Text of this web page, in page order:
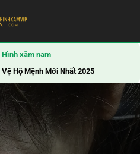
Hình xăm nam
Hộ Mệnh Mới Nhất 2025